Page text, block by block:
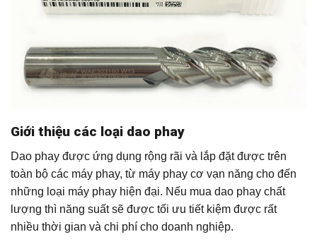
Giới thiệu các loại dao phay
Dao phay được ứng dụng rộng rãi và lắp đặt được trên
toàn bộ các máy phay, từ máy phay cơ vạn năng cho đến
những loại máy phay hiện đại. Nếu mua dao phay chất
lượng thì năng suất sẽ được tối ưu tiết kiệm được rất
nhiều thời gian và chi phí cho doanh nghiệp.